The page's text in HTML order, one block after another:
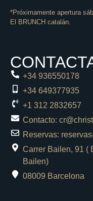
*Próximamente apertura
El BRUNCH catalán.
+34 936550178
+34 649377935
+1 312 2832657
Contacto:
Reservas:
Carrer Bailen, 91 (
Bailen)
08009 Barcelona